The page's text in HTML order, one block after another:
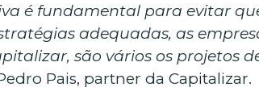
é fundamental para evitar
adequadas, as
são vários os projetos
Pais, partner da Capitalizar.